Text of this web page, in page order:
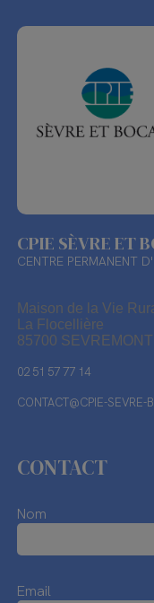
CPIE SÈVRE ET
CENTRE PERMANENT
Maison de la Vie
La Flocellière
85700 SEVREMONT
02 51 57 77 14
CONTACT@CPIE-SEVRE-
CONTACT
Nom
Email